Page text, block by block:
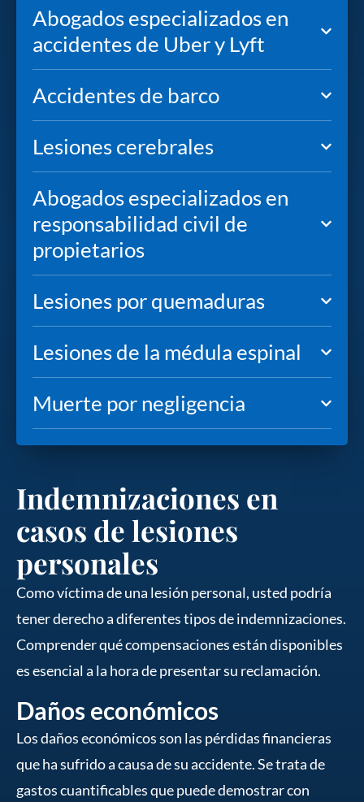
Abogados especializados en
accidentes de Uber y Lyft
Accidentes de barco
Lesiones cerebrales
Abogados especializados en
responsabilidad civil de
propietarios
Lesiones por quemaduras
Lesiones de la médula espinal
Muerte por negligencia
Indemnizaciones en
casos de lesiones
personales
Como víctima de una lesión personal, usted podría
tener derecho a diferentes tipos de indemnizaciones.
Comprender qué compensaciones están disponibles
es esencial a la hora de presentar su reclamación.
Daños económicos
Los daños económicos son las pérdidas financieras
que ha sufrido a causa de su accidente. Se trata de
gastos cuantificables que puede demostrar con